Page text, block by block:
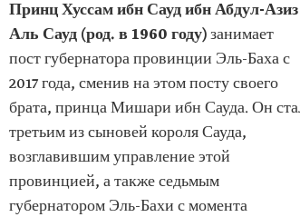
Принц Хуссам ибн Сауд ибн Абдул-Азиз
Аль Сауд (род. в 1960 году)занимает
пост губернатора провинции Эль-Баха с
2017 года, сменив на этом посту своего
брата, принца Мишари ибн Сауда. Он
третьим из сыновей короля Сауда,
возглавившим управление этой
провинцией, а также седьмым
губернатором Эль-Бахи с момента